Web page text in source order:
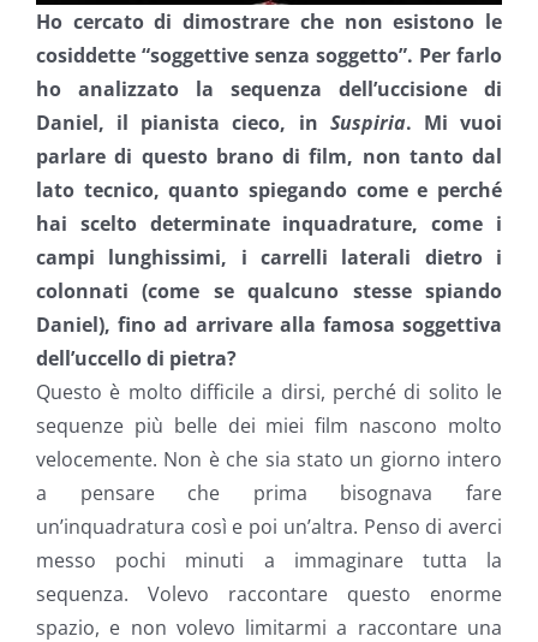
Ho cercato di dimostrare che non esistono le
cosiddette “soggettive senza soggetto”. Per farlo
ho analizzato la sequenza dell’uccisione di
Daniel, il pianista cieco, in Suspiria. Mi vuoi
parlare di questo brano di film, non tanto dal
lato tecnico, quanto spiegando come e perché
hai scelto determinate inquadrature, come i
campi lunghissimi, i carrelli laterali dietro i
colonnati (come se qualcuno stesse spiando
Daniel), fino ad arrivare alla famosa soggettiva
dell’uccello di pietra?
Questo è molto difficile a dirsi, perché di solito le
sequenze più belle dei miei film nascono molto
velocemente. Non è che sia stato un giorno intero
a pensare che prima bisognava fare
un’inquadratura così e poi un’altra. Penso di averci
messo pochi minuti a immaginare tutta la
sequenza. Volevo raccontare questo enorme
spazio, e non volevo limitarmi a raccontare una